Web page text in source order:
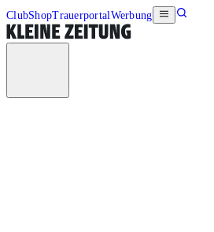
ClubShopTrauerportalWerbung